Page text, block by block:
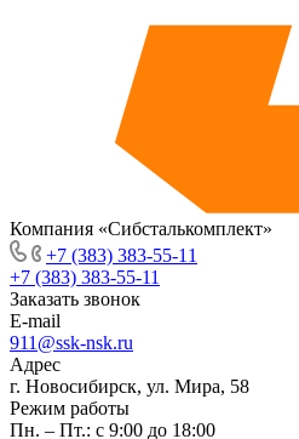
Компания «Сибсталькомплект»
+7 (383) 383-55-11
+7 (383) 383-55-11
Заказать звонок
E-mail
911@ssk-nsk.ru
Адрес
г. Новосибирск, ул. Мира, 58
Режим работы
Пн. – Пт.: с 9:00 до 18:00